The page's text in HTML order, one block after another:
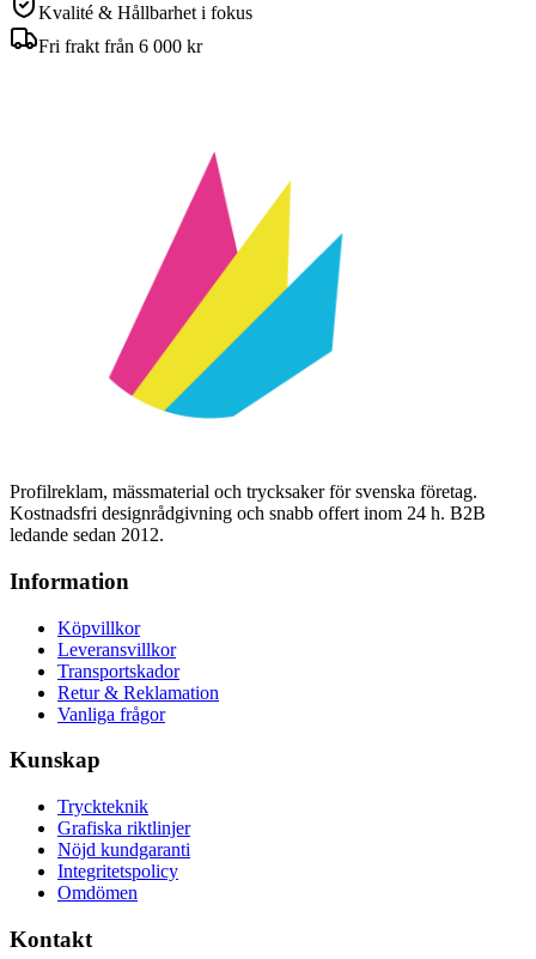
Kvalité & Hållbarhet i fokus
Fri frakt från 6 000 kr
Profilreklam, mässmaterial och trycksaker för svenska företag.
Kostnadsfri designrådgivning och snabb offert inom 24 h. B2B
ledande sedan 2012.
Information
Köpvillkor
Leveransvillkor
Transportskador
Retur & Reklamation
Vanliga frågor
Kunskap
Tryckteknik
Grafiska riktlinjer
Nöjd kundgaranti
Integritetspolicy
Omdömen
Kontakt